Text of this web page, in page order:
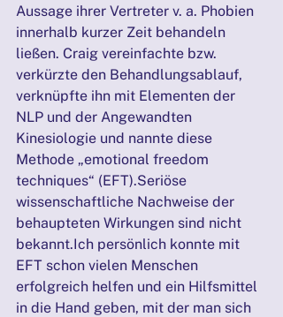
Aussage ihrer Vertreter v. a. Phobien
innerhalb kurzer Zeit behandeln
ließen. Craig vereinfachte bzw.
verkürzte den Behandlungsablauf,
verknüpfte ihn mit Elementen der
NLP und der Angewandten
Kinesiologie und nannte diese
Methode „emotional freedom
techniques“ (EFT).Seriöse
wissenschaftliche Nachweise der
behaupteten Wirkungen sind nicht
bekannt.Ich persönlich konnte mit
EFT schon vielen Menschen
erfolgreich helfen und ein Hilfsmittel
in die Hand geben, mit der man sich